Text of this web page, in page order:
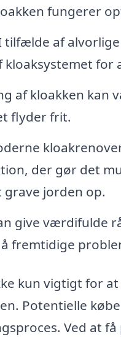
fungerer
tilfælde af
kloaksystemet
af kloakken kan
flyder frit.
der gør det
jorden op.
give værdifulde
fremtidige
kun vigtigt for
Potentielle
Ved at